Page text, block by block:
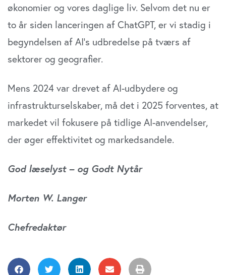
økonomier og vores daglige liv. Selvom det nu er
to år siden lanceringen af ChatGPT, er vi stadig i
begyndelsen af AI’s udbredelse på tværs af
sektorer og geografier.
Mens 2024 var drevet af AI-udbydere og
infrastrukturselskaber, må det i 2025 forventes, at
markedet vil fokusere på tidlige AI-anvendelser,
der øger effektivitet og markedsandele.
God læselyst – og Godt Nytår
Morten W. Langer
Chefredaktør